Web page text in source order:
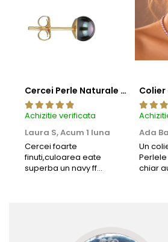
Cercei Perle Naturale Negre 5-6 mm, Buton AAA, Aur 14K (aur 585), Tip Șurub | KASKADDA®
Achizitie verificata
Laura S,Acum 1 luna
Cercei foarte
finuti,culoarea eate
superba un navy ff
Ada
Un
chiar